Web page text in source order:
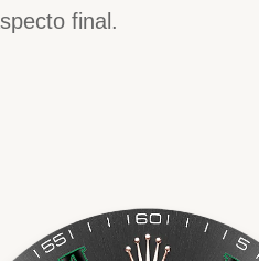
final.